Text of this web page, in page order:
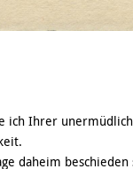
ich Ihrer
daheim